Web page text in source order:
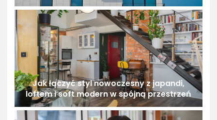
Jak łączyć styl nowoczesny z japandi,
loftem i soft modern w spójną przestrzeń